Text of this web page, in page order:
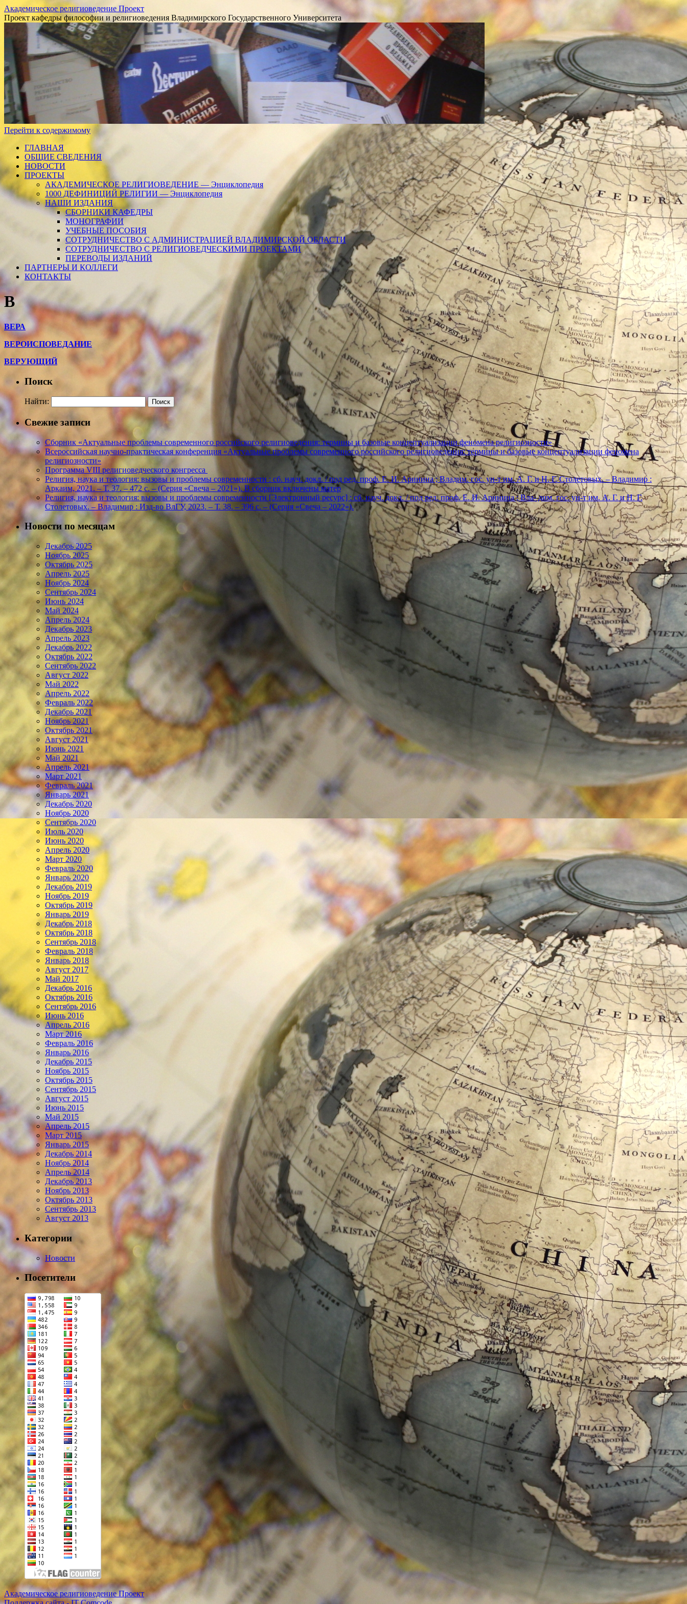
Академическое религиоведение Проект
Проект кафедры философии и религиоведения Владимирского Государственного Университета
Перейти к содержимому
ГЛАВНАЯ
ОБЩИЕ СВЕДЕНИЯ
НОВОСТИ
ПРОЕКТЫ
АКАДЕМИЧЕСКОЕ РЕЛИГИОВЕДЕНИЕ — Энциклопедия
1000 ДЕФИНИЦИЙ РЕЛИГИИ — Энциклопедия
НАШИ ИЗДАНИЯ
СБОРНИКИ КАФЕДРЫ
МОНОГРАФИИ
УЧЕБНЫЕ ПОСОБИЯ
СОТРУДНИЧЕСТВО С АДМИНИСТРАЦИЕЙ ВЛАДИМИРСКОЙ ОБЛАСТИ
СОТРУДНИЧЕСТВО С РЕЛИГИОВЕДЧЕСКИМИ ПРОЕКТАМИ
ПЕРЕВОДЫ ИЗДАНИЙ
ПАРТНЕРЫ И КОЛЛЕГИ
КОНТАКТЫ
В
ВЕРА
ВЕРОИСПОВЕДАНИЕ
ВЕРУЮЩИЙ
Поиск
Найти:
Свежие записи
Сборник «Актуальные проблемы современного российского религиоведения: термины и базовые концептуализации феномена религиозности»
Всероссийская научно-практическая конференция «Актуальные проблемы современного российского религиоведения: термины и базовые концептуализации феномена
религиозности»
Программа VIII религиоведческого конгресса
Религия, наука и теология: вызовы и проблемы современности : сб. науч. докл. / под ред. проф. Е. И. Аринина ; Владим. гос. ун-т им. А. Г. и Н. Г. Столетовых. – Владимир :
Аркаим, 2021. – Т. 37. – 472 с. – (Серия «Свеча – 2021»). В сборник включены матер
Религия, наука и теология: вызовы и проблемы современности [Электронный ресурс] : сб. науч. докл. / под ред. проф. Е. И. Аринина ; Вла- дим. гос. ун-т им. А. Г. и Н. Г.
Столетовых. – Владимир : Изд-во ВлГУ, 2023. – Т. 38. – 396 с. – (Серия «Свеча – 2022»).
Новости по месяцам
Декабрь 2025
Ноябрь 2025
Октябрь 2025
Апрель 2025
Ноябрь 2024
Сентябрь 2024
Июнь 2024
Май 2024
Апрель 2024
Декабрь 2023
Апрель 2023
Декабрь 2022
Октябрь 2022
Сентябрь 2022
Август 2022
Май 2022
Апрель 2022
Февраль 2022
Декабрь 2021
Ноябрь 2021
Октябрь 2021
Август 2021
Июнь 2021
Май 2021
Апрель 2021
Март 2021
Февраль 2021
Январь 2021
Декабрь 2020
Ноябрь 2020
Сентябрь 2020
Июль 2020
Июнь 2020
Апрель 2020
Март 2020
Февраль 2020
Январь 2020
Декабрь 2019
Ноябрь 2019
Октябрь 2019
Январь 2019
Декабрь 2018
Октябрь 2018
Сентябрь 2018
Февраль 2018
Январь 2018
Август 2017
Май 2017
Декабрь 2016
Октябрь 2016
Сентябрь 2016
Июнь 2016
Апрель 2016
Март 2016
Февраль 2016
Январь 2016
Декабрь 2015
Ноябрь 2015
Октябрь 2015
Сентябрь 2015
Август 2015
Июнь 2015
Май 2015
Апрель 2015
Март 2015
Январь 2015
Декабрь 2014
Ноябрь 2014
Апрель 2014
Декабрь 2013
Ноябрь 2013
Октябрь 2013
Сентябрь 2013
Август 2013
Категории
Новости
Посетители
Академическое религиоведение Проект